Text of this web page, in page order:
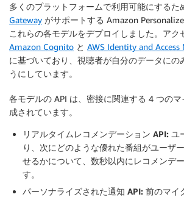
多くのプラットフォームで利用可能にするた
Gateway がサポートする Amazon
これらの各モデルをデプロイしました。アク
Amazon Cognito と AWS Identity and Access
に基づいており、視聴者が自分のデータにの
うにしています。
各モデルの API は、密接に関連する 4 つの
成されています。
リアルタイムレコメンデーション API: ユ
り、次にどのような優れた番組がユーザ
せるかについて、数秒以内にレコメンデ
す。
パーソナライズされた通知 API: 前のマイ